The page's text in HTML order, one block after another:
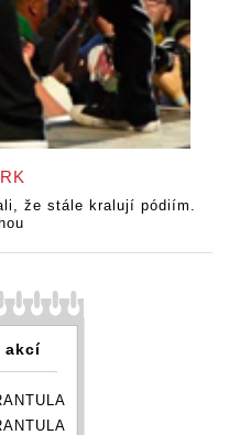
že stále kralují pódiím.
akcí